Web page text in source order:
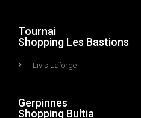
Tournai
Shopping Les Bastions
Livis Laforge
Gerpinnes
Shopping Bultia